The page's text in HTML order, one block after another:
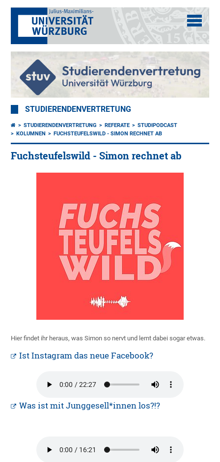
STUDIERENDENVERTRETUNG
STUDIERENDENVERTRETUNG REFERATE
STUDIPODCAST
KOLUMNEN
FUCHSTEUFELSWILD - SIMON RECHNET AB
Fuchsteufelswild - Simon rechnet ab
Hier findet ihr heraus, was Simon so nervt und lernt dabei sogar etwas.
Ist Instagram das neue Facebook?
Was ist mit Junggesell*innen los?!?